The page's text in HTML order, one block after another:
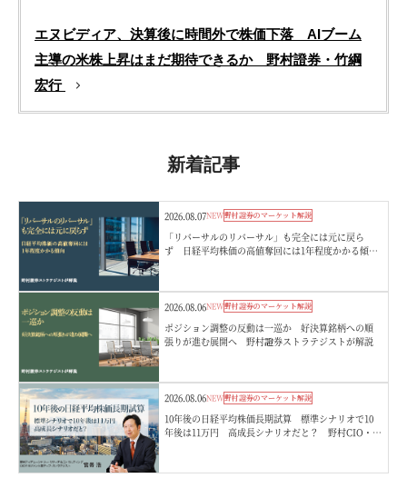
エヌビディア、決算後に時間外で株価下落 AIブーム
主導の米株上昇はまだ期待できるか 野村證券・竹綱
宏行
新着記事
2026.08.07NEW野村證券のマーケット解説
「リバーサルのリバーサル」も完全には元に戻ら
ず 日経平均株価の高値奪回には1年程度かかる傾
2026.08.06NEW野村證券のマーケット解説
ポジション調整の反動は一巡か 好決算銘柄への順
張りが進む展開へ 野村證券ストラテジストが解説
2026.08.06NEW野村證券のマーケット解説
10年後の日経平均株価長期試算 標準シナリオで10
年後は11万円 高成長シナリオだと？ 野村CIO・宮